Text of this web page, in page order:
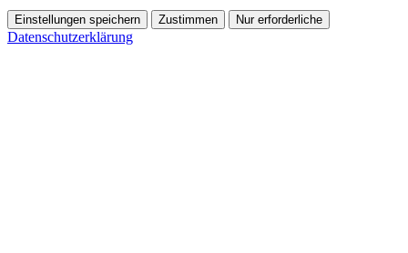
Einstellungen speichern Zustimmen Nur erforderliche
Datenschutzerklärung